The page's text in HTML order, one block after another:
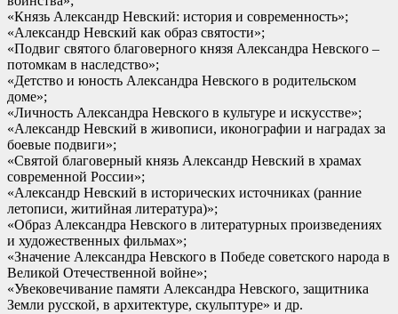
«Князь Александр Невский: история и современность»;
«Александр Невский как образ святости»;
«Подвиг святого благоверного князя Александра Невского –
потомкам в наследство»;
«Детство и юность Александра Невского в родительском
доме»;
«Личность Александра Невского в культуре и искусстве»;
«Александр Невский в живописи, иконографии и наградах за
боевые подвиги»;
«Святой благоверный князь Александр Невский в храмах
современной России»;
«Александр Невский в исторических источниках (ранние
летописи, житийная литература)»;
«Образ Александра Невского в литературных произведениях
и художественных фильмах»;
«Значение Александра Невского в Победе советского народа в
Великой Отечественной войне»;
«Увековечивание памяти Александра Невского, защитника
Земли русской, в архитектуре, скульптуре» и др.